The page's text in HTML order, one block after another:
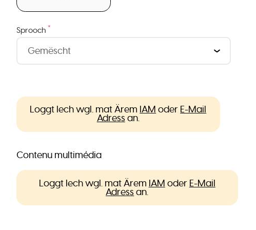
Sprooch *
Loggt Iech wgl. mat Ärem IAM oder E-Mail
Adress an.
Contenu multimédia
Loggt Iech wgl. mat Ärem IAM oder E-Mail
Adress an.